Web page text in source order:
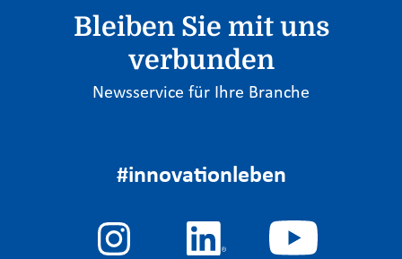
Bleiben Sie mit uns
verbunden
Newsservice für Ihre Branche
#innovationleben